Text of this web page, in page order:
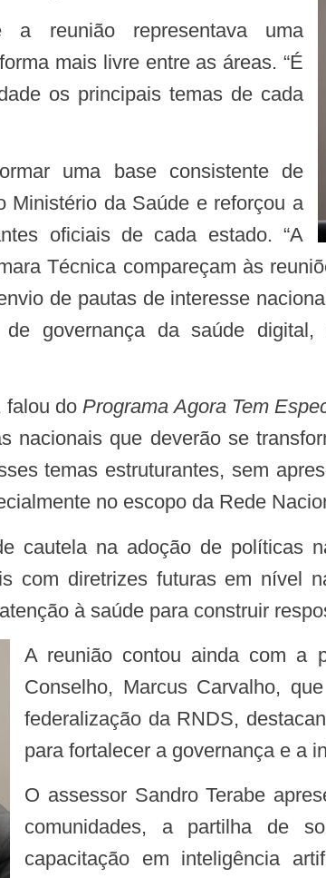
mais livre entre as áreas. “É
os principais temas de cada
Ministério da Saúde e reforçou a
oficiais de cada estado. “A
Técnica compareçam às
de pautas de interesse
governança da saúde
falou do Programa Agora Tem
nacionais que deverão se
temas estruturantes, sem
no escopo da Rede
com diretrizes futuras em nível
à saúde para construir
A reunião contou ainda com a participação do gerente de Comunicação do
Conselho, Marcus Carvalho,
federalização da RNDS,
para fortalecer a governança e a
O assessor Sandro Terabe apresentou o GitConass, enfatizando a criação de
comunidades, a partilha de
capacitação em inteligência